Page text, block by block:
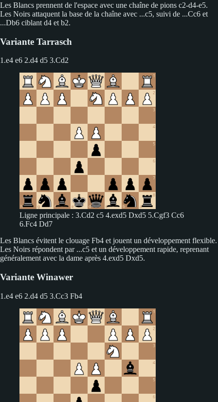
Les Blancs prennent de l'espace avec une chaîne de pions c2-d4-e5.
Les Noirs attaquent la base de la chaîne avec ...c5, suivi de ...Cc6 et
...Db6 ciblant d4 et b2.
Variante Tarrasch
1.e4 e6 2.d4 d5 3.Cd2
Ligne principale : 3.Cd2 c5 4.exd5 Dxd5 5.Cgf3 Cc6
6.Fc4 Dd7
Les Blancs évitent le clouage Fb4 et jouent un développement flexible.
Les Noirs répondent par ...c5 et un développement rapide, reprenant
généralement avec la dame après 4.exd5 Dxd5.
Variante Winawer
1.e4 e6 2.d4 d5 3.Cc3 Fb4